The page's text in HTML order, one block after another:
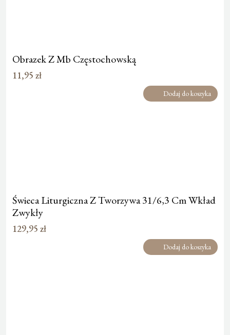
Obrazek Z Mb Częstochowską
11,95 zł
Dodaj do koszyka
Świeca Liturgiczna Z Tworzywa 31/6,3 Cm Wkład
Zwykły
129,95 zł
Dodaj do koszyka